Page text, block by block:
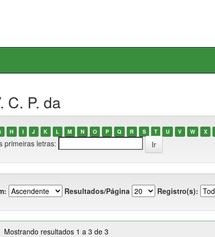
C. P. da
H I J K L M N O P Q R S T U V W X
primeiras letras:
Resultados/Página Registro(s):
Mostrando resultados 1 a 3 de 3